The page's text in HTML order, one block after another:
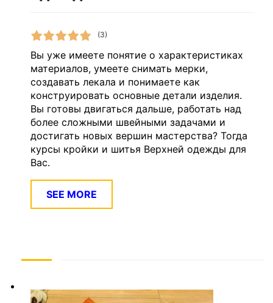
(3)
Вы уже имеете понятие о характеристиках
материалов, умеете снимать мерки,
создавать лекала и понимаете как
конструировать основные детали изделия.
Вы готовы двигаться дальше, работать над
более сложными швейными задачами и
достигать новых вершин мастерства? Тогда
курсы кройки и шитья Верхней одежды для
Вас.
SEE MORE